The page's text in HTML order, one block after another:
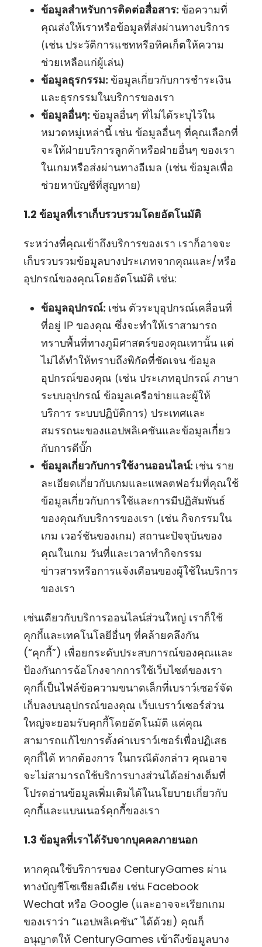
ข้อมูลสำหรับการติดต่อสื่อสาร: ข้อความที่
คุณส่งให้เราหรือข้อมูลที่ส่งผ่านทางบริการ
(เช่น ประวัติการแชทหรือทิคเก็ตให้ความ
ช่วยเหลือแก่ผู้เล่น)
ข้อมูลธุรกรรม: ข้อมูลเกี่ยวกับการชำระเงิน
และธุรกรรมในบริการของเรา
ข้อมูลอื่นๆ: ข้อมูลอื่นๆ ที่ไม่ได้ระบุไว้ใน
หมวดหมู่เหล่านี้ เช่น ข้อมูลอื่นๆ ที่คุณเลือกที่
จะให้ฝ่ายบริการลูกค้าหรือฝ่ายอื่นๆ ของเรา
ในเกมหรือส่งผ่านทางอีเมล (เช่น ข้อมูลเพื่อ
ช่วยหาบัญชีที่สูญหาย)
1.2 ข้อมูลที่เราเก็บรวบรวมโดยอัตโนมัติ
ระหว่างที่คุณเข้าถึงบริการของเรา เราก็อาจจะ
เก็บรวบรวมข้อมูลบางประเภทจากคุณและ/หรือ
อุปกรณ์ของคุณโดยอัตโนมัติ เช่น:
ข้อมูลอุปกรณ์: เช่น ตัวระบุอุปกรณ์เคลื่อนที่
ที่อยู่ IP ของคุณ ซึ่งจะทำให้เราสามารถ
ทราบพื้นที่ทางภูมิศาสตร์ของคุณเทานั้น แต่
ไม่ได้ทำให้ทราบถึงพิกัดที่ชัดเจน ข้อมูล
อุปกรณ์ของคุณ (เช่น ประเภทอุปกรณ์ ภาษา
ระบบอุปกรณ์ ข้อมูลเครือข่ายและผู้ให้
บริการ ระบบปฏิบัติการ) ประเทศและ
สมรรถนะของแอปพลิเคชันและข้อมูลเกี่ยว
กับการดีบั๊ก
ข้อมูลเกี่ยวกับการใช้งานออนไลน์: เช่น ราย
ละเอียดเกี่ยวกับเกมและแพลตฟอร์มที่คุณใช้
ข้อมูลเกี่ยวกับการใช้และการมีปฏิสัมพันธ์
ของคุณกับบริการของเรา (เช่น กิจกรรมใน
เกม เวอร์ชันของเกม) สถานะปัจจุบันของ
คุณในเกม วันที่และเวลาทำกิจกรรม
ข่าวสารหรือการแจ้งเตือนของผู้ใช้ในบริการ
ของเรา
เช่นเดียวกับบริการออนไลน์ส่วนใหญ่ เราก็ใช้
คุกกี้และเทคโนโลยีอื่นๆ ที่คล้ายคลึงกัน
(“คุกกี้”) เพื่อยกระดับประสบการณ์ของคุณและ
ป้องกันการฉ้อโกงจากการใช้เว็บไซต์ของเรา
คุกกี้เป็นไฟล์ข้อความขนาดเล็กที่เบราว์เซอร์จัด
เก็บลงบนอุปกรณ์ของคุณ เว็บเบราว์เซอร์ส่วน
ใหญ่จะยอมรับคุกกี้โดยอัตโนมัติ แค่คุณ
สามารถแก้ไขการตั้งค่าเบราว์เซอร์เพื่อปฏิเสธ
คุกกี้ได้ หากต้องการ ในกรณีดังกล่าว คุณอาจ
จะไม่สามารถใช้บริการบางส่วนได้อย่างเต็มที่
โปรดอ่านข้อมูลเพิ่มเติมได้ในนโยบายเกี่ยวกับ
คุกกี้และแบนเนอร์คุกกี้ของเรา
1.3 ข้อมูลที่เราได้รับจากบุคคลภายนอก
หากคุณใช้บริการของ CenturyGames ผ่าน
ทางบัญชีโซเชียลมีเดีย เช่น Facebook
Wechat หรือ Google (และอาจจะเรียกเกม
ของเราว่า “แอปพลิเคชัน” ได้ด้วย) คุณก็
อนุญาตให้ CenturyGames เข้าถึงข้อมูลบาง